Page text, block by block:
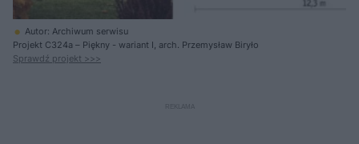
Autor: Archiwum serwisu
Projekt C324a – Piękny - wariant I, arch. Przemysław Biryło
Sprawdź projekt >>>